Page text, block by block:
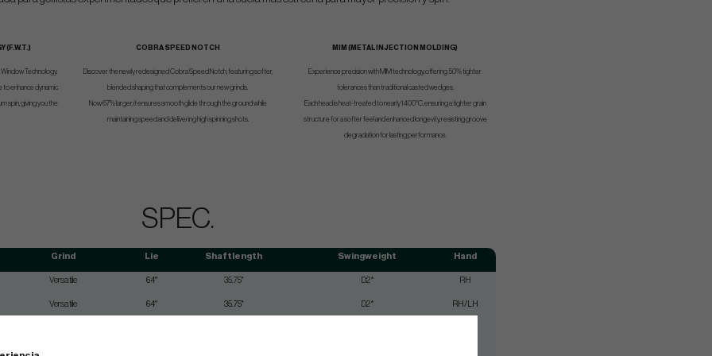
(F.W.T.)
Technology.
to enhance dynamic
spin, giving you the
COBRA SPEED NOTCH
Discover the newly redesigned Cobra Speed Notch, featuring softer,
blended shaping that complements our new grinds.
Now 67% larger, it ensures smooth glide through the ground while
maintaining speed and delivering high spinning shots.
MIM (METAL INJECTION MOLDING)
Experience precision with MIM technology, offering 50% tighter
tolerances than traditional casted wedges.
Each head is heat-treated to nearly 1400°C, ensuring a tighter grain
structure for a softer feel and enhanced longevity, resisting groove
degradation for lasting performance.
SPEC.
Grind Lie Shaftlength Swingweight Hand
Versatile 64° 35.75" D2* RH
Versatile 64° 35.75" D2* RH/LH